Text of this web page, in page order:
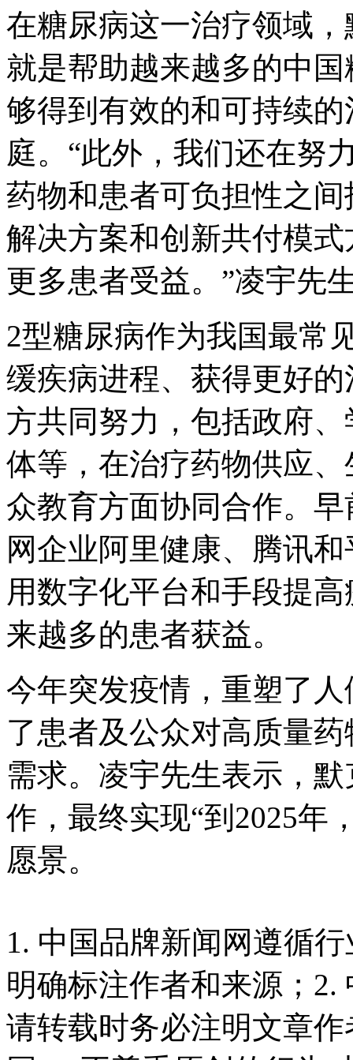
在糖尿病这一治疗领域
就是帮助越来越多的中
够得到有效的和可持续
庭。“此外，我们还在努
药物和患者可负担性之
解决方案和创新共付模
更多患者受益。”凌宇先
2型糖尿病作为我国最常
缓疾病进程、获得更好
方共同努力，包括政府
体等，在治疗药物供应
众教育方面协同合作。
网企业阿里健康、腾讯
用数字化平台和手段提
来越多的患者获益。
今年突发疫情，重塑了
了患者及公众对高质量
需求。凌宇先生表示，
作，最终实现“到2025年
愿景。
1. 中国品牌新闻网遵循
明确标注作者和来源；
请转载时务必注明文章